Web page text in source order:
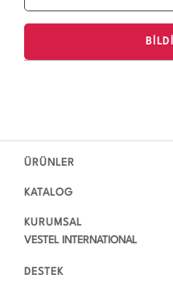
ÜRÜNLER
KATALOG
KURUMSAL
VESTEL INTERNATIONAL
DESTEK